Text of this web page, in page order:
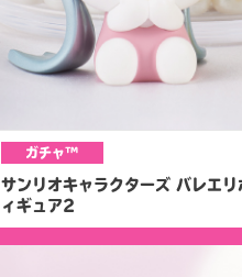
ガチャ™
サンリオキャラクターズ バレエリ
ィギュア2